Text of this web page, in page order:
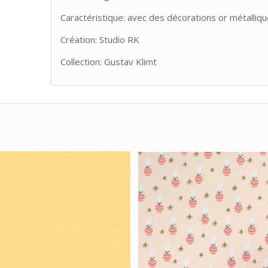
Caractéristique: avec des décorations or
Création: Studio RK
Collection: Gustav Klimt